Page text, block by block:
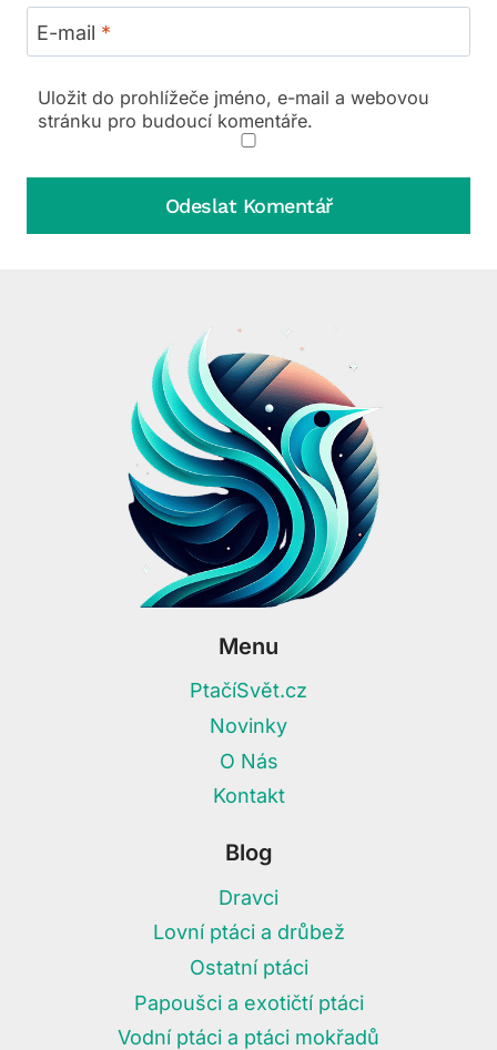
E-mail *
Uložit do prohlížeče jméno, e-mail a webovou
stránku pro budoucí komentáře.
Menu
PtačíSvět.cz
Novinky
O Nás
Kontakt
Blog
Dravci
Lovní ptáci a drůbež
Ostatní ptáci
Papoušci a exotičtí ptáci
Vodní ptáci a ptáci mokřadů